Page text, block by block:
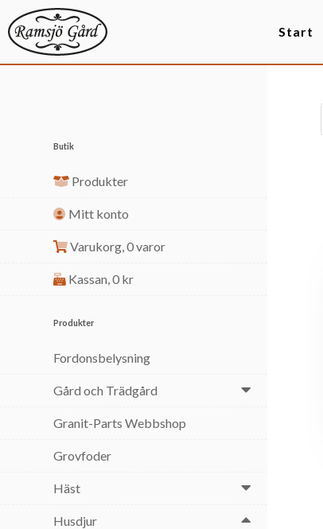
Start
Butik
Produkter
Mitt konto
Varukorg,0 varor
Kassan,0 kr
Produkter
Fordonsbelysning
Gård och Trädgård
Granit-Parts Webbshop
Grovfoder
Häst
Husdjur